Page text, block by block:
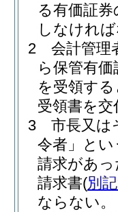
る有価証
しなけれ
2
会計管理
ら保管有
を受領す
受領書を
3
市長又は
令者」とい
請求があ
請求書(別
ならない。